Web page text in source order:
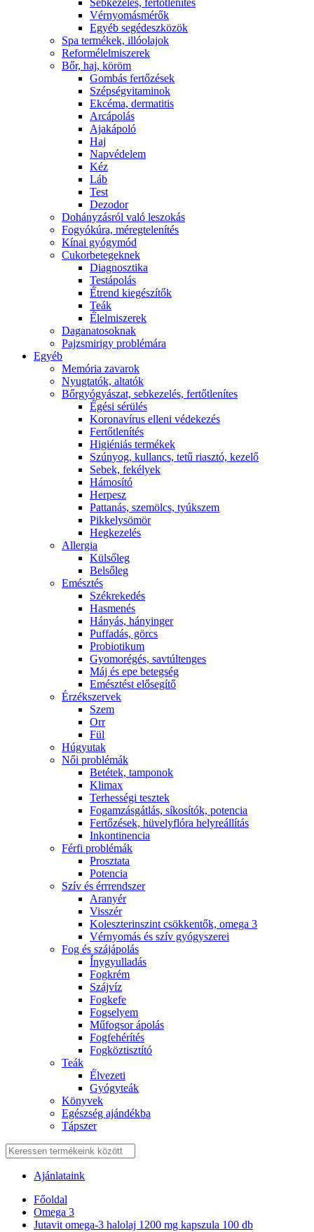
Sebkezelés, fertőtlenítés
Vérnyomásmérők
Egyéb segédeszközök
Spa termékek, illóolajok
Reformélelmiszerek
Bőr, haj, köröm
Gombás fertőzések
Szépségvitaminok
Ekcéma, dermatitis
Arcápolás
Ajakápoló
Haj
Napvédelem
Kéz
Láb
Test
Dezodor
Dohányzásról való leszokás
Fogyókúra, méregtelenítés
Kínai gyógymód
Cukorbetegeknek
Diagnosztika
Testápolás
É́trend kiegészítők
Teák
É́lelmiszerek
Daganatosoknak
Pajzsmirigy problémára
Egyéb
Memória zavarok
Nyugtatók, altatók
Bőrgyógyászat, sebkezelés, fertőtlenítes
É́gési sérülés
Koronavírus elleni védekezés
Fertőtlenítés
Higiéniás termékek
Szúnyog, kullancs, tetű riasztó, kezelő
Sebek, fekélyek
Hámosító
Herpesz
Pattanás, szemölcs, tyúkszem
Pikkelysömör
Hegkezelés
Allergia
Külsőleg
Belsőleg
Emésztés
Székrekedés
Hasmenés
Hányás, hányinger
Puffadás, görcs
Probiotikum
Gyomorégés, savtúltenges
Máj és epe betegség
Emésztést elősegítő
Érzékszervek
Szem
Orr
Fül
Húgyutak
Női problémák
Betétek, tamponok
Klimax
Terhességi tesztek
Fogamzásgátlás, síkosítók, potencia
Fertőzések, hüvelyflóra helyreállítás
Inkontinencia
Férfi problémák
Prosztata
Potencia
Szív és érrrendszer
Aranyér
Visszér
Koleszterinszint csökkentők, omega 3
Vérnyomás és szív gyógyszerei
Fog és szájápolás
Í́nygyulladás
Fogkrém
Szájvíz
Fogkefe
Fogselyem
Műfogsor ápolás
Fogfehérítés
Fogköztisztító
Teák
É́lvezeti
Gyógyteák
Könyvek
Egészség ajándékba
Tápszer
Ajánlataink
Főoldal
Omega 3
Jutavit omega-3 halolaj 1200 mg kapszula 100 db